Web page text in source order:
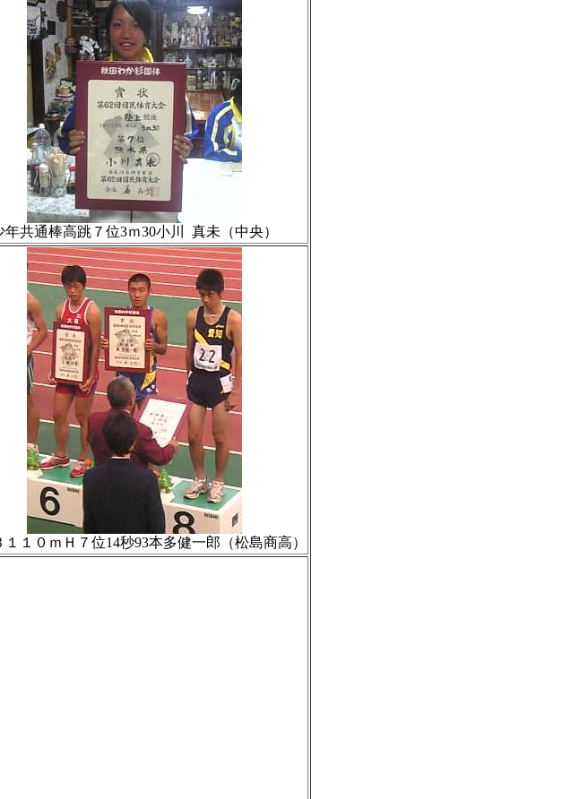
年共通棒高跳７位3ｍ30小川 真未（中央）
１１０ｍＨ７位14秒93本多健一郎（松島商高）